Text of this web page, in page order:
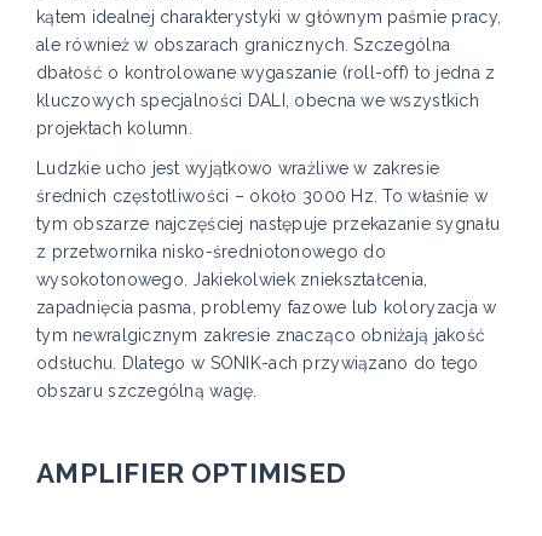
kątem idealnej charakterystyki w głównym paśmie pracy,
ale również w obszarach granicznych. Szczególna
dbałość o kontrolowane wygaszanie (roll-off) to jedna z
kluczowych specjalności DALI, obecna we wszystkich
projektach kolumn.
Ludzkie ucho jest wyjątkowo wrażliwe w zakresie
średnich częstotliwości – około 3000 Hz. To właśnie w
tym obszarze najczęściej następuje przekazanie sygnału
z przetwornika nisko-średniotonowego do
wysokotonowego. Jakiekolwiek zniekształcenia,
zapadnięcia pasma, problemy fazowe lub koloryzacja w
tym newralgicznym zakresie znacząco obniżają jakość
odsłuchu. Dlatego w SONIK-ach przywiązano do tego
obszaru szczególną wagę.
AMPLIFIER OPTIMISED